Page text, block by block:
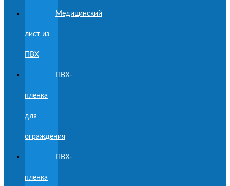
Медицинский
лист из
ПВХ
ПВХ-
пленка
для
ограждения
ПВХ-
пленка